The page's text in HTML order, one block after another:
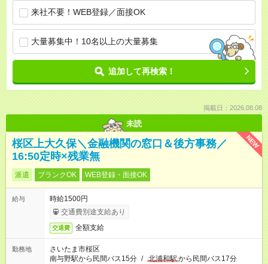
来社不要！WEB登録／面接OK
大量募集中！10名以上の大量募集
追加して再検索！
掲載日：2026.08.08
未読
NEW
桜区上大久保＼金融機関の窓口＆後方事務／
16:50定時×残業無
派遣 ブランクOK WEB登録・面接OK
給与
時給1500円
交通費別途支給あり
交通費 全額支給
勤務地
さいたま市桜区
南与野駅から民間バス15分 / 北浦和駅から民間バス17分